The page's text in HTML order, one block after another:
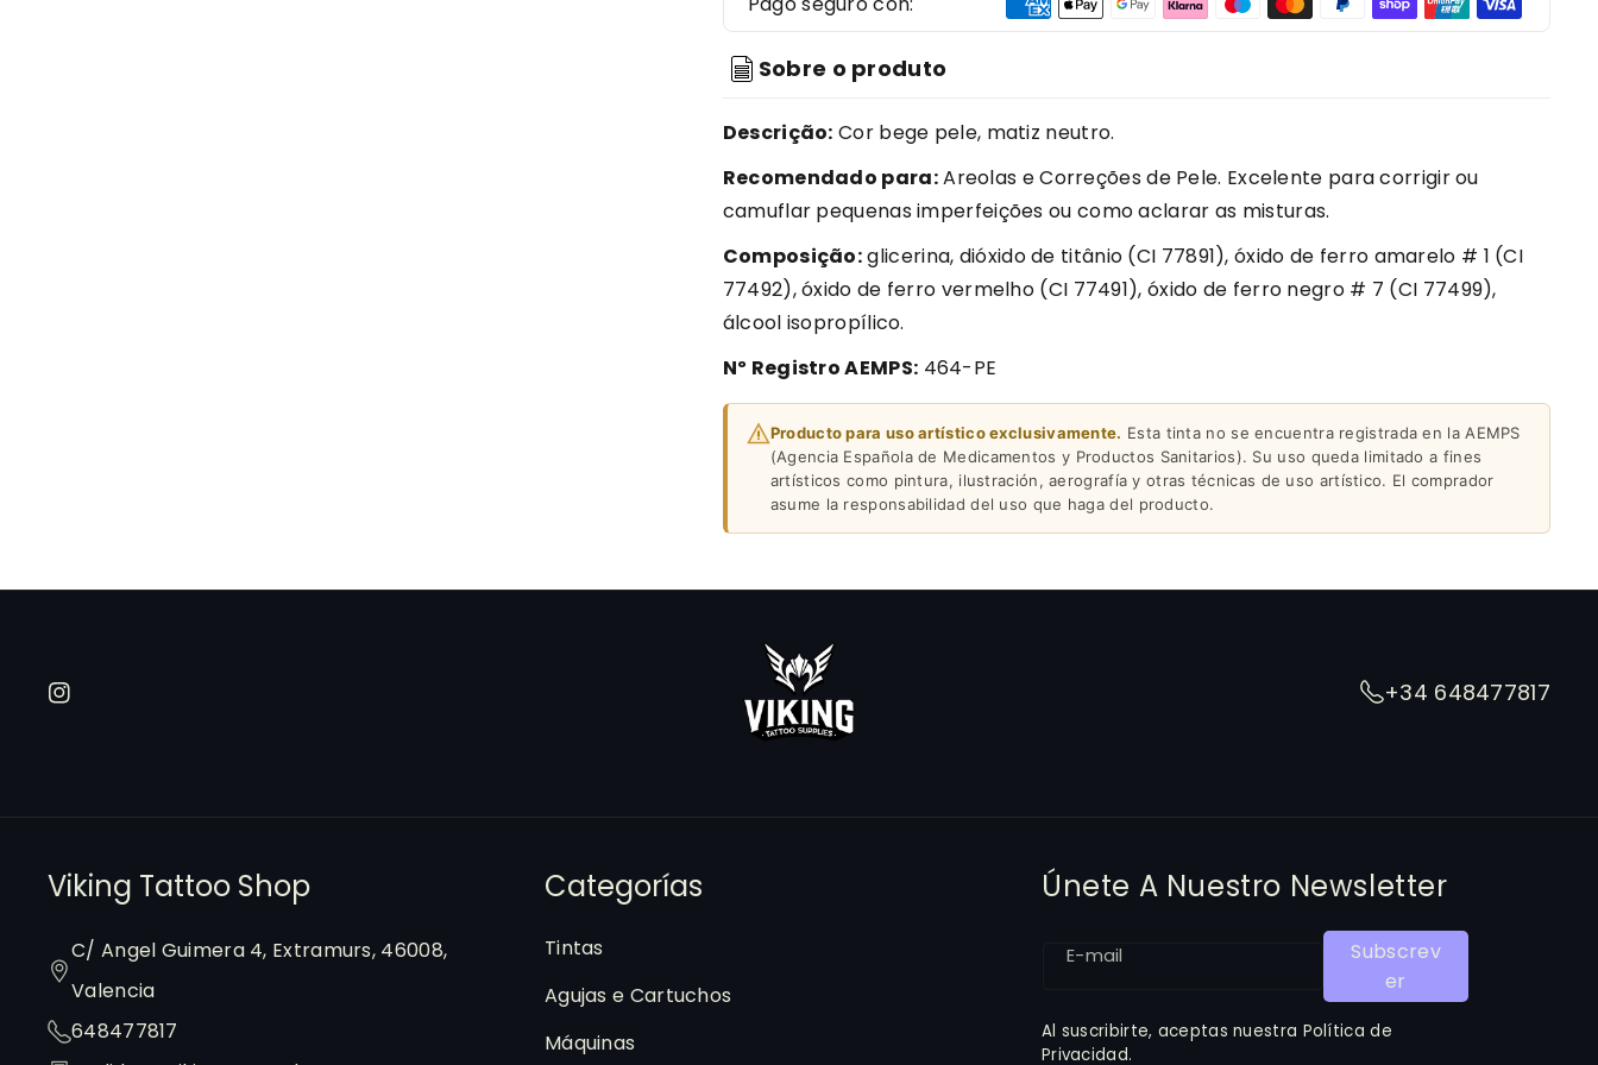
Sobre o produto
Descrição: Cor bege pele, matiz neutro.
Recomendado para:Areolas e Correções de Pele. Excelente para corrigir ou
camuflar pequenas imperfeições ou como aclarar as misturas.
Composição:glicerina, dióxido de titânio (CI 77891), óxido de ferro amarelo # 1 (CI
77492), óxido de ferro vermelho (CI 77491), óxido de ferro negro # 7 (CI 77499),
álcool isopropílico.
Nº Registro AEMPS: 464-PE
Producto para uso artístico exclusivamente. Esta tinta no se encuentra registrada en la AEMPS
(Agencia Española de Medicamentos y Productos Sanitarios). Su uso queda limitado a fines
artísticos como pintura, ilustración, aerografía y otras técnicas de uso artístico. El comprador
asume la responsabilidad del uso que haga del producto.
I
a
a
m
+34 648477817
Viking Tattoo Shop
C/ Angel Guimera 4, Extramurs, 46008,
Valencia
648477817
Categorías
Tintas
Agujas e Cartuchos
Máquinas
Únete A Nuestro Newsletter
E-mail
Subscrev
Er
Al suscribirte, aceptas nuestra Política de
Privacidad.